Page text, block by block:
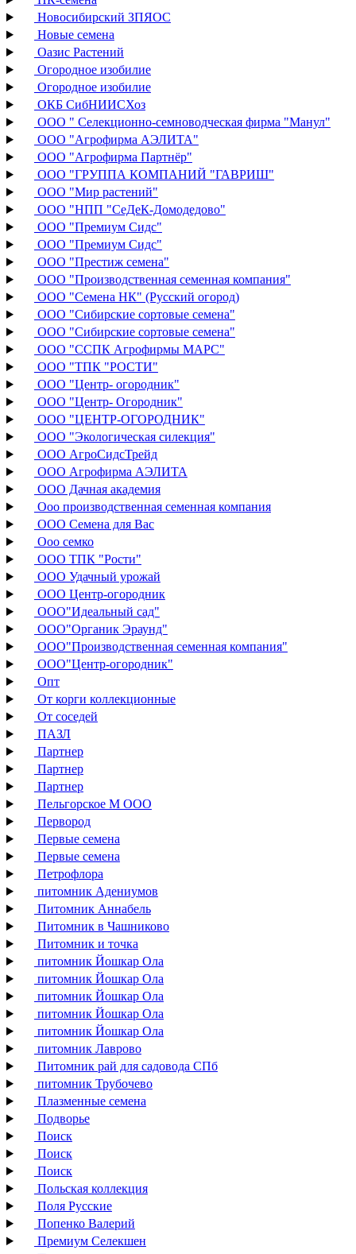
Новосибирский ЗПЯОС
Новые семена
Оазис Растений
Огородное изобилие
Огородное изобилие
ОКБ СибНИИСХоз
ООО " Селекционно-семноводческая фирма "Манул"
ООО "Агрофирма АЭЛИТА"
ООО "Агрофирма Партнёр"
ООО "ГРУППА КОМПАНИЙ "ГАВРИШ"
ООО "Мир растений"
ООО "НПП "СеДеК-Домодедово"
ООО "Премиум Сидс"
ООО "Премиум Сидс"
ООО "Престиж семена"
ООО "Производственная семенная компания"
ООО "Семена НК" (Русский огород)
ООО "Сибирские сортовые семена"
ООО "Сибирские сортовые семена"
ООО "ССПК Агрофирмы МАРС"
ООО "ТПК "РОСТИ"
ООО "Центр- огородник"
ООО "Центр- Огородник"
ООО "ЦЕНТР-ОГОРОДНИК"
ООО "Экологическая силекция"
ООО АгроСидсТрейд
ООО Агрофирма АЭЛИТА
ООО Дачная академия
Ооо производственная семенная компания
ООО Семена для Вас
Ооо семко
ООО ТПК "Рости"
ООО Удачный урожай
ООО Центр-огородник
ООО"Идеальный сад"
ООО"Органик Эраунд"
ООО"Производственная семенная компания"
ООО"Центр-огородник"
Опт
От корги коллекционные
От соседей
ПАЗЛ
Партнер
Партнер
Партнер
Пельгорское М ООО
Первород
Первые семена
Первые семена
Петрофлора
питомник Адениумов
Питомник Аннабель
Питомник в Чашниково
Питомник и точка
питомник Йошкар Ола
питомник Йошкар Ола
питомник Йошкар Ола
питомник Йошкар Ола
питомник Йошкар Ола
питомник Лаврово
Питомник рай для садовода СПб
питомник Трубочево
Плазменные семена
Подворье
Поиск
Поиск
Поиск
Польская коллекция
Поля Русские
Попенко Валерий
Премиум Селекшен